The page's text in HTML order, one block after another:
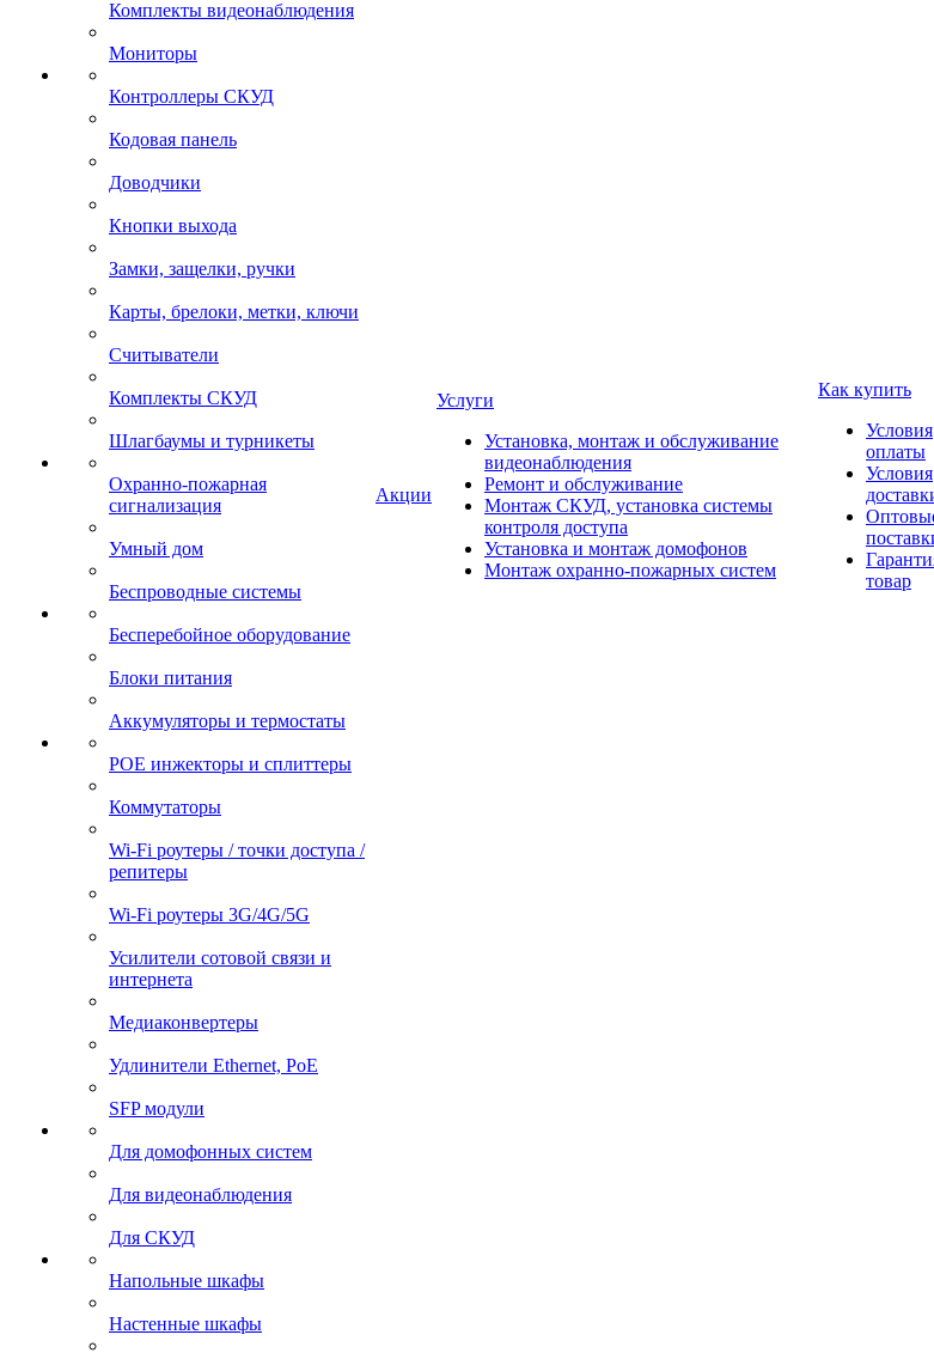
Комплекты видеонаблюдения
Мониторы
Контроллеры СКУД
Кодовая панель
Доводчики
Кнопки выхода
Замки, защелки, ручки
Карты, брелоки, метки, ключи
Считыватели
Комплекты СКУД
Шлагбаумы и турникеты
Охранно-пожарная
сигнализация
Умный дом
Беспроводные системы
Бесперебойное оборудование
Блоки питания
Аккумуляторы и термостаты
POE инжекторы и сплиттеры
Коммутаторы
Wi-Fi роутеры / точки доступа /
репитеры
Wi-Fi роутеры 3G/4G/5G
Усилители сотовой связи и
интернета
Медиаконвертеры
Удлинители Ethernet, PoE
SFP модули
Для домофонных систем
Для видеонаблюдения
Для СКУД
Напольные шкафы
Настенные шкафы
Акции
Услуги
Установка, монтаж и обслуживание
видеонаблюдения
Ремонт и обслуживание
Монтаж СКУД, установка системы
контроля доступа
Установка и монтаж домофонов
Монтаж охранно-пожарных систем
Как купить
Условия
оплаты
Условия
товар